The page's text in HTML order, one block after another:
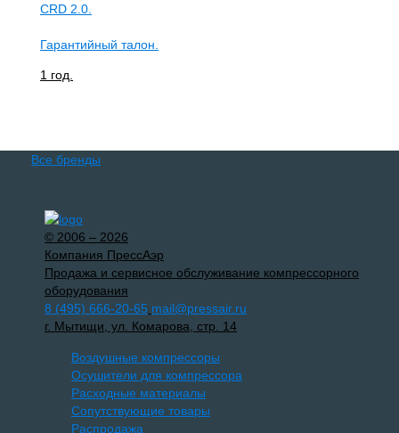
CRD 2.0.
Гарантийный талон.
1 год.
Все бренды
© 2006 – 2026
Компания ПрессАэр
Продажа и сервисное обслуживание компрессорного
оборудования
8 (495) 666-20-65 mail@pressair.ru
г. Мытищи, ул. Комарова, стр. 14
Воздушные компрессоры
Осушители для компрессора
Расходные материалы
Сопутствующие товары
Распродажа